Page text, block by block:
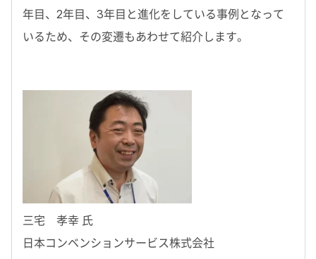
年目、2年目、3年目と進化をしている事例となって
いるため、その変遷もあわせて紹介します。
三宅 孝幸 氏
日本コンベンションサービス株式会社